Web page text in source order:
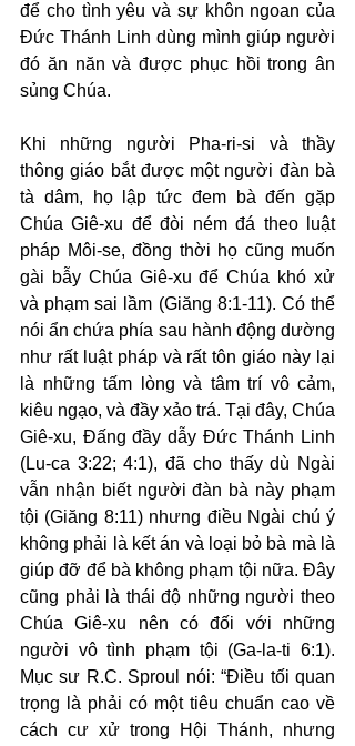
để cho tình yêu và sự khôn ngoan của
Đức Thánh Linh dùng mình giúp người
đó ăn năn và được phục hồi trong ân
sủng Chúa.
Khi những người Pha-ri-si và thầy
thông giáo bắt được một người đàn bà
tà dâm, họ lập tức đem bà đến gặp
Chúa Giê-xu để đòi ném đá theo luật
pháp Môi-se, đồng thời họ cũng muốn
gài bẫy Chúa Giê-xu để Chúa khó xử
và phạm sai lầm (Giăng 8:1-11). Có thể
nói ẩn chứa phía sau hành động dường
như rất luật pháp và rất tôn giáo này lại
là những tấm lòng và tâm trí vô cảm,
kiêu ngạo, và đầy xảo trá. Tại đây, Chúa
Giê-xu, Đấng đầy dẫy Đức Thánh Linh
(Lu-ca 3:22; 4:1), đã cho thấy dù Ngài
vẫn nhận biết người đàn bà này phạm
tội (Giăng 8:11) nhưng điều Ngài chú ý
không phải là kết án và loại bỏ bà mà là
giúp đỡ để bà không phạm tội nữa. Đây
cũng phải là thái độ những người theo
Chúa Giê-xu nên có đối với những
người vô tình phạm tội (Ga-la-ti 6:1).
Mục sư R.C. Sproul nói: “Điều tối quan
trọng là phải có một tiêu chuẩn cao về
cách cư xử trong Hội Thánh, nhưng